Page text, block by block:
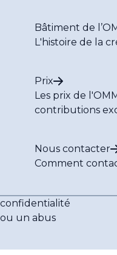
Bâtiment de
L'histoire de la
Prix
Les prix de
contributions
Nous contacter
Comment
un abus